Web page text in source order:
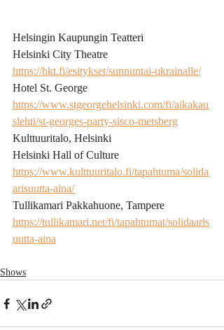
Helsingin Kaupungin Teatteri
Helsinki City Theatre
https://hkt.fi/esitykset/sunnuntai-ukrainalle/
Hotel St. George
https://www.stgeorgehelsinki.com/fi/aikakau
slehti/st-georges-party-sisco-metsberg
Kulttuuritalo, Helsinki
Helsinki Hall of Culture
https://www.kulttuuritalo.fi/tapahtuma/solida
arisuutta-aina/
Tullikamari Pakkahuone, Tampere
https://tullikamari.net/fi/tapahtumat/solidaaris
uutta-aina
Shows